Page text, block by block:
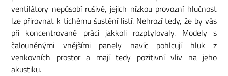
ventilátory nepůsobí rušivě, jejich nízkou provozní hlučnost
lze přirovnat k tichému šustění listí. Nehrozí tedy, že by vás
při koncentrované práci jakkoli rozptylovaly. Modely s
čalouněnými vnějšími panely navíc pohlcují hluk z
venkovních prostor a mají tedy pozitivní vliv na jeho
akustiku.